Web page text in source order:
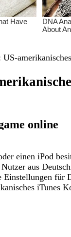
einen iPod
aus
Einstellungen für
iTunes